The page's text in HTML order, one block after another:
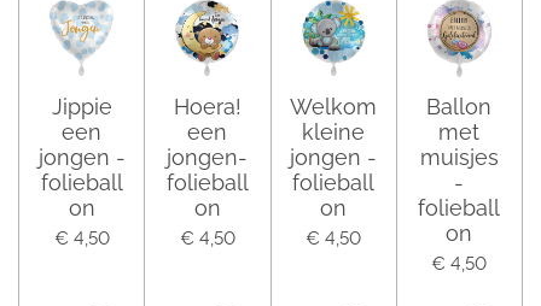
Jippie
een
jongen -
folieball
on
€ 4,50
Hoera!
een
jongen-
folieball
on
€ 4,50
Welkom
kleine
jongen -
folieball
on
€ 4,50
Ballon
met
muisjes
-
folieball
on
€ 4,50